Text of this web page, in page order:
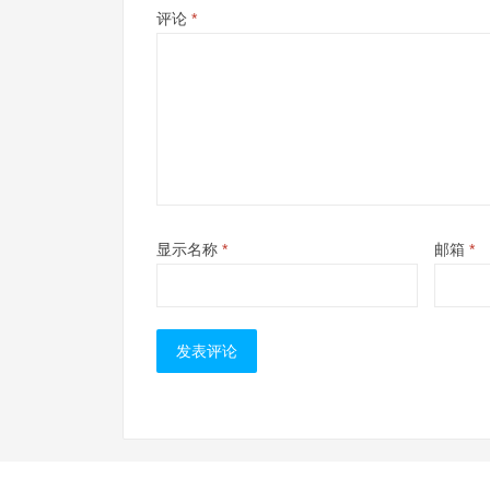
评论 *
显示名称 * 邮箱 *